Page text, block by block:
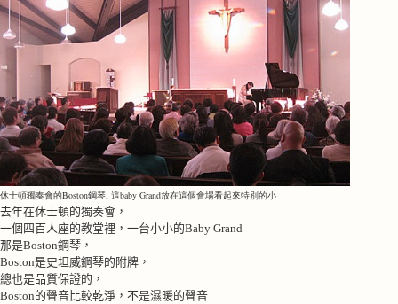
休士頓獨奏會的Boston鋼琴, 這baby Grand放在這個會場看起來特別的小
去年在休士頓的獨奏會，
一個四百人座的教堂裡，一台小小的Baby Grand
那是Boston鋼琴，
Boston是史坦威鋼琴的附牌，
總也是品質保證的，
Boston的聲音比較乾淨，不是濕暖的聲音